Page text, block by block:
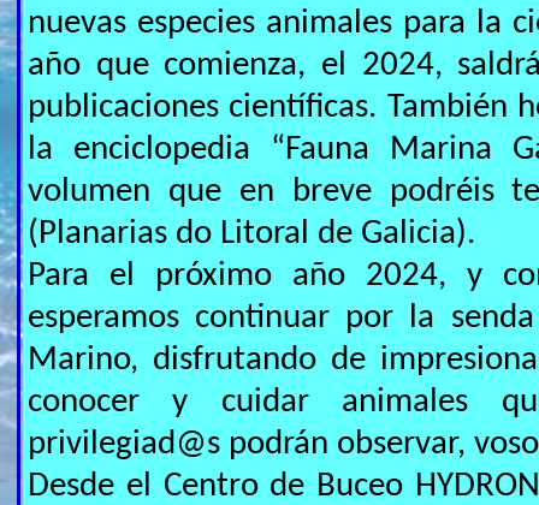
nuevas especies animales para la
año que comienza, el 2024,
publicaciones científicas. También
la enciclopedia “Fauna Marina
volumen que en breve podréis
(Planarias do Litoral de Galicia).
Para el próximo año 2024, y
esperamos continuar por la
Marino, disfrutando de
conocer y cuidar animales
privilegiad@s podrán observar,
Desde el Centro de Buceo